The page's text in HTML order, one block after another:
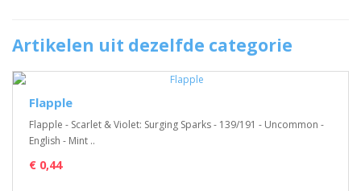
Artikelen uit dezelfde categorie
Flapple
Flapple - Scarlet & Violet: Surging Sparks - 139/191 - Uncommon -
English - Mint ..
€ 0,44